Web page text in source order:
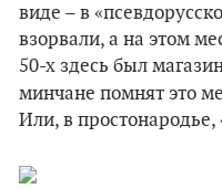
виде – в
взорвали, а на этом
50-х здесь был
минчане помнят это
Или, в простонародье,